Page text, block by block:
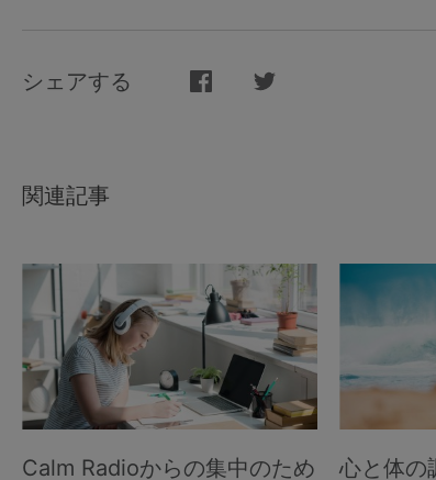
シェアする
関連記事
Calm Radioからの集中のため 心と体の